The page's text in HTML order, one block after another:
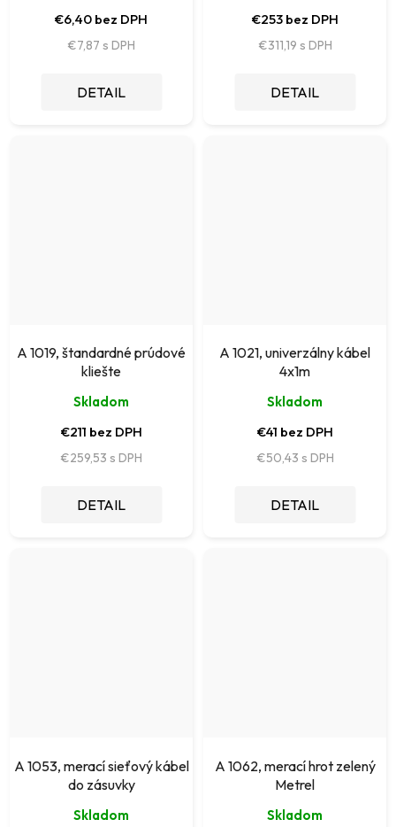
€6,40 bez DPH
€7,87
DETAIL
€253 bez DPH
€311,19
DETAIL
A 1019, štandardné prúdové
kliešte
Skladom
€211 bez DPH
€259,53
DETAIL
A 1021, univerzálny kábel
4x1m
Skladom
€41 bez DPH
€50,43
DETAIL
A 1053, merací sieťový kábel
do zásuvky
Skladom
A 1062, merací hrot zelený
Metrel
Skladom